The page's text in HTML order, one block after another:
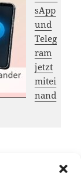
sApp
und
Teleg
ram
jetzt
mitei
nand